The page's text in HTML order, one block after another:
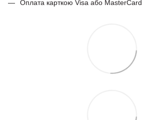
Оплата карткою Visa або MasterCard